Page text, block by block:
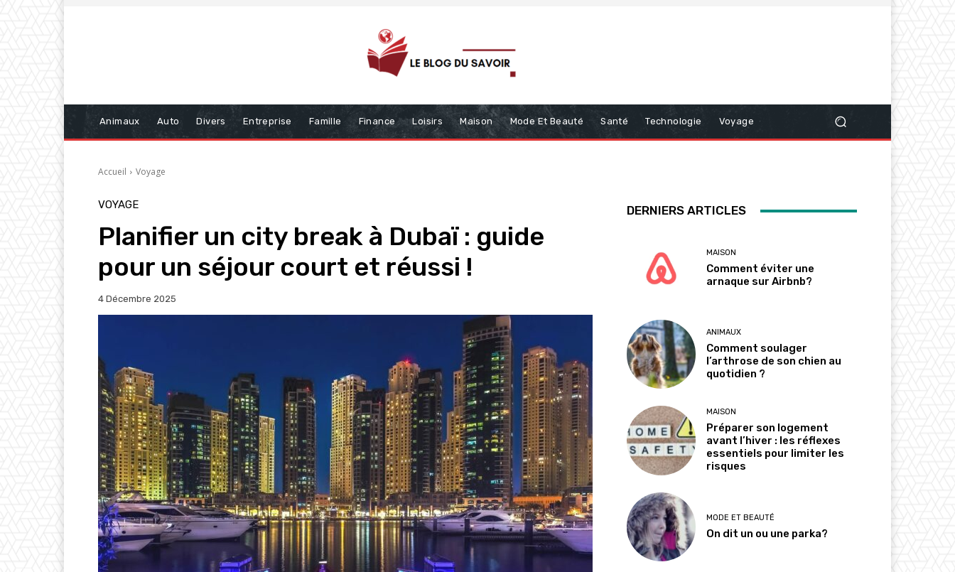
Animaux Auto Divers Entreprise Famille Finance Loisirs Maison Mode Et Beauté Santé Technologie Voyage
Accueil Voyage
VOYAGE
Planifier un city break à Dubaï : guide
pour un séjour court et réussi !
4 Décembre 2025
DERNIERS ARTICLES
MAISON
Comment éviter une
arnaque sur Airbnb?
ANIMAUX
Comment soulager
l’arthrose de son chien au
quotidien ?
MAISON
Préparer son logement
avant l’hiver : les réflexes
essentiels pour limiter les
risques
MODE ET BEAUTÉ
On dit un ou une parka?